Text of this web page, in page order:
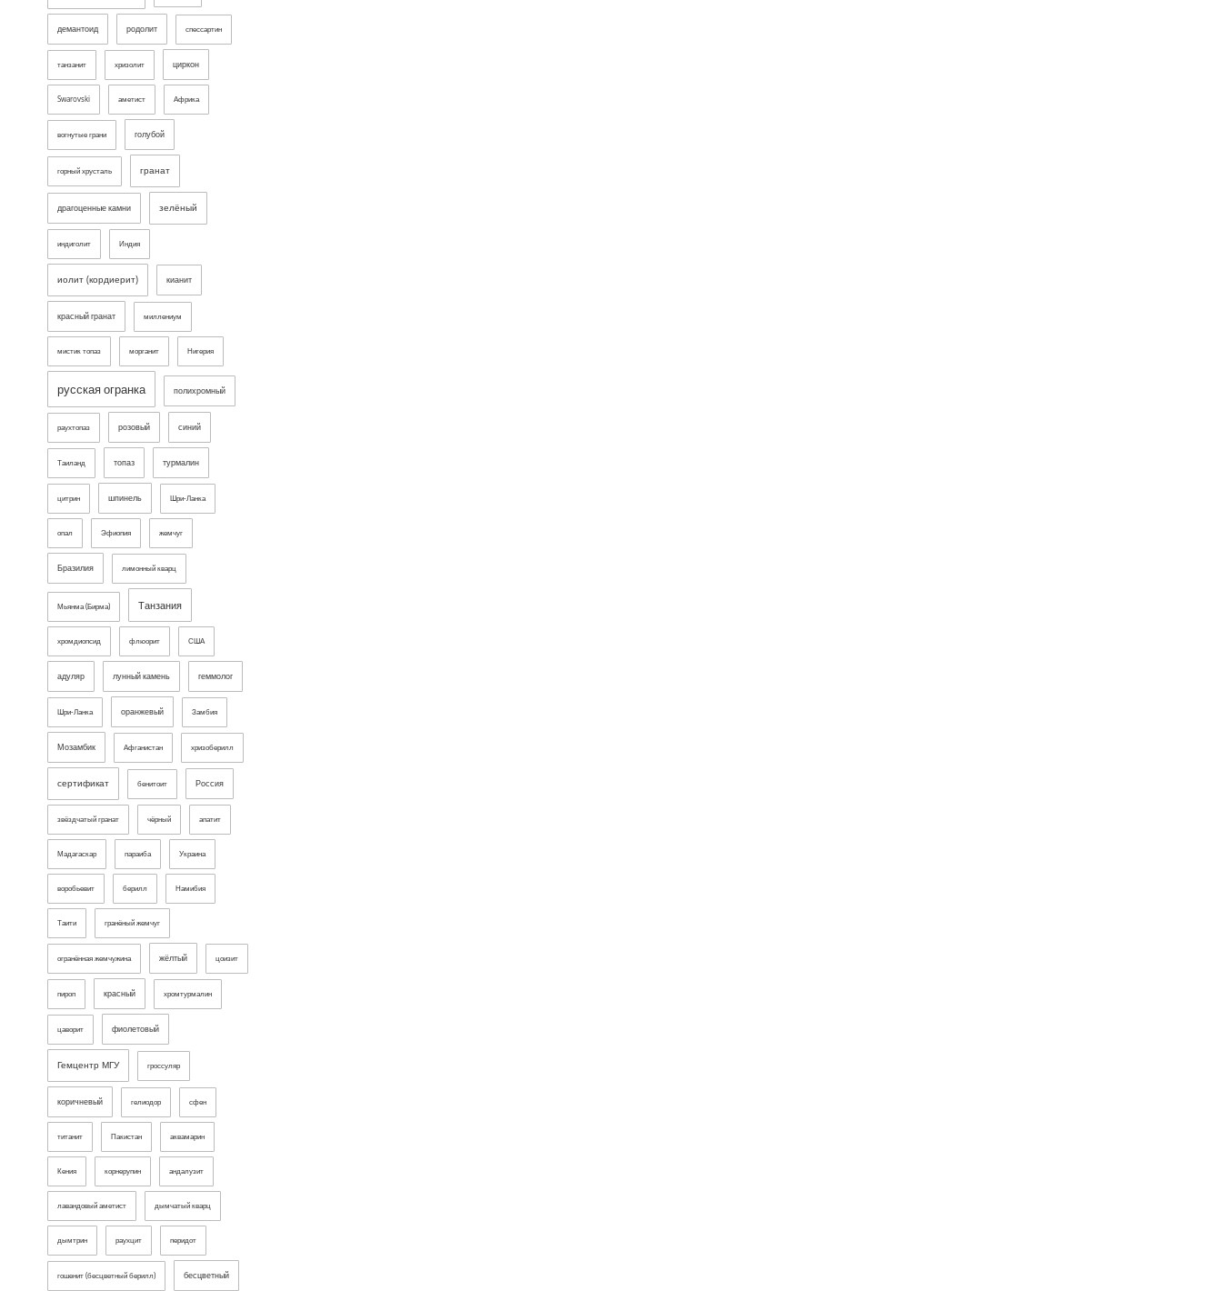
демантоид родолит спессартин
танзанит хризолит циркон
Swarovski аметист Африка
вогнутые грани голубой
горный хрусталь гранат
драгоценные камни зелёный
индиголит Индия
иолит (кордиерит) кианит
красный гранат миллениум
мистик топаз морганит Нигерия
русская огранка полихромный
раухтопаз розовый синий
Таиланд топаз турмалин
цитрин шпинель Шри-Ланка
опал Эфиопия жемчуг
Бразилия лимонный кварц
Мьянма (Бирма) Танзания
хромдиопсид флюорит США
адуляр лунный камень геммолог
Шри-Ланка оранжевый Замбия
Мозамбик Афганистан хризоберилл
сертификат бенитоит Россия
звёздчатый гранат чёрный апатит
Мадагаскар параиба Украина
воробьевит берилл Намибия
Таити гранёный жемчуг
огранённая жемчужина жёлтый цоизит
пироп красный хромтурмалин
цаворит фиолетовый
Гемцентр МГУ гроссуляр
коричневый гелиодор сфен
титанит Пакистан аквамарин
Кения корнерупин андалузит
лавандовый аметист дымчатый кварц
дымтрин раухцит перидот
гошенит (бесцветный берилл) бесцветный